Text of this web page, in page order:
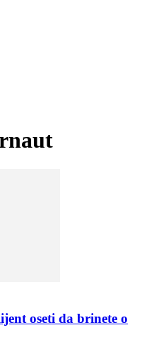
oseti da brinete o